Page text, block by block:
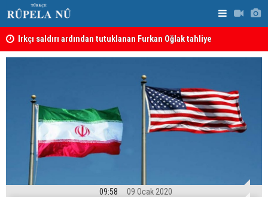
Irkçı saldırı ardından tutuklanan Furkan Oğlak tahliye
edildi
09:58 09 Ocak 2020